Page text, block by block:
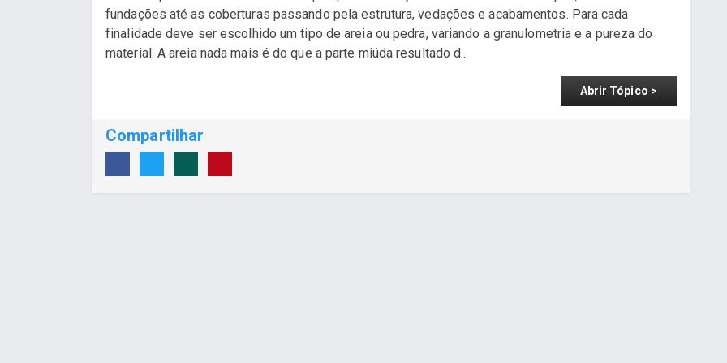
fundações até as coberturas passando pela estrutura, vedações e acabamentos. Para cada
finalidade deve ser escolhido um tipo de areia ou pedra, variando a granulometria e a pureza do
material. A areia nada mais é do que a parte miúda resultado d...
Abrir Tópico >
Compartilhar